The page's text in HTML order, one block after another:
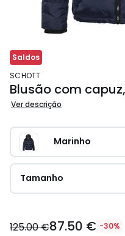
Saldos
SCHOTT
Blusão com
Ver descrição
Marinho
Tamanho
€
125.00 €87.50 € -30%